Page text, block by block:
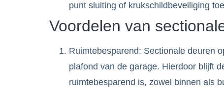
punt sluiting of krukschildbeveiliging
Voordelen van
Ruimtebesparend: Sectionale deuren
plafond van de garage. Hierdoor blijft
ruimtebesparend is, zowel binnen als